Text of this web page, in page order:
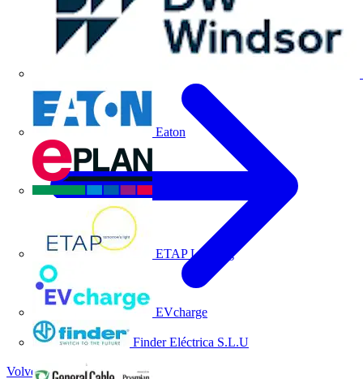
Eaton
ETAP Lighting
EVcharge
Finder Eléctrica S.L.U
Volver a Noticias